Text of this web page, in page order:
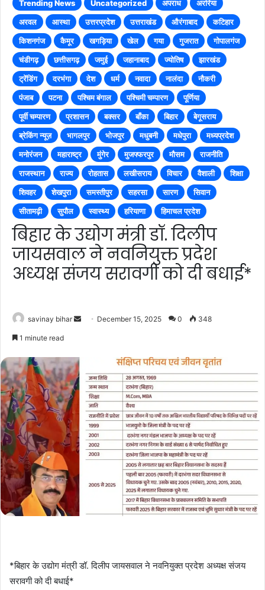
Trending News Uncategorized अपराध
अररिया
अरवल
आस्था उत्तरप्रदेश उत्तराखंड औरंगाबाद
कटिहार
किशनगंज
कैमूर खगड़िया खेल गया गुजरात
गोपालगंज
चंडीगढ़
छत्तीसगढ़ जमुई जहानाबाद ज्योतिष
झारखंड
ट्रेंडिंग
दरभंगा देश धर्म नवादा नालंदा
नौकरी
पंजाब
पटना पश्चिम बंगाल पश्चिमी चम्पारण
पूर्णिया
पूर्वी चम्पारण
प्रशासन बक्सर बाँका बिहार
बेगूसराय
ब्रेकिंग न्यूज़
भागलपुर भोजपुर मधुबनी मधेपुरा
मध्यप्रदेश
मनोरंजन
महाराष्ट्र मुंगेर मुजफ्फरपुर मौसम
राजनीति
राजस्थान
राज्य रोहतास लखीसराय विचार वैशाली
शिक्षा
शिवहर
शेखपुरा समस्तीपुर सहरसा सारण
सिवान
सीतामढ़ी
सुपौल स्वास्थ्य हरियाणा हिमाचल प्रदेश
बिहार के उद्योग मंत्री डॉ. दिलीप
जायसवाल ने नवनियुक्त प्रदेश
अध्यक्ष संजय सरावगी को दी बधाई*
savinay bihar
SendDecember 15, 2025 0 348
1 minute read
‎*बिहार के उद्योग मंत्री डॉ. दिलीप जायसवाल ने नवनियुक्त प्रदेश अध्यक्ष संजय
सरावगी को दी बधाई*